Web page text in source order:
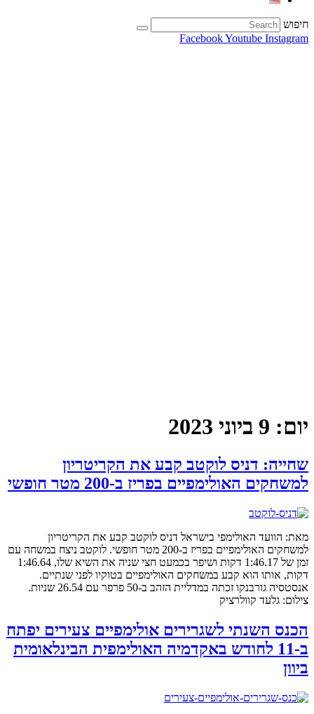
חיפוש
FacebookYoutube Instagram
יום: 9 ביוני 2023
שחייה: דניס לוקטב קבע את הקריטריון
למשחקים האולימפיים בפריז ב-200 מטר חופשי
מאת: הוועד האולימפי בישראל דניס לוקטב קבע את הקריטריון
למשחקים האולימפיים בפריז ב-200 מטר חופשי. לוקטב ניצח במשחה עם
זמן של 1:46.17 דקות ושיפר בכמעט חצי שניה את השיא שלו, 1:46.64
דקות, אותו הוא קבע במשחקים האולימפיים בטוקיו לפני שנתיים.
אנסטסיה גורבנקו זכתה במדליית הזהב ב-50 פרפר עם 26.54 שניות.
צילום: גלעד קוולרציק
הכנס השנתי לשגרירים אולימפיים צעירים יפתח
ב-11 לחודש באקדמיה האולימפית הבינלאומית
ביוון